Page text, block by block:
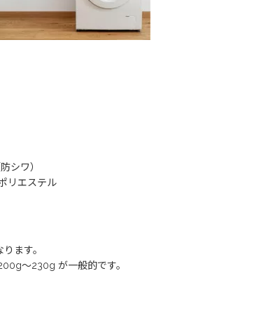
シワ）
リエステル
ます。
〜230g が一般的です。